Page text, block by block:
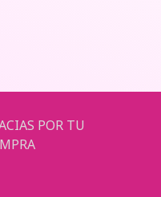
POR TU